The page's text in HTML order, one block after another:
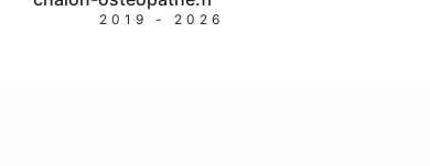
2019 - 2026